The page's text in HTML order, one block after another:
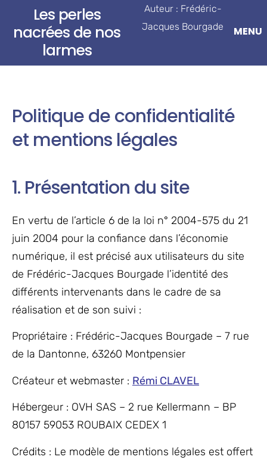
Les perles
nacrées de nos
larmes
Auteur : Frédéric-
Jacques Bourgade
Politique de confidentialité
et mentions légales
1. Présentation du site
En vertu de l’article 6 de la loi n° 2004-575 du 21
juin 2004 pour la confiance dans l’économie
numérique, il est précisé aux utilisateurs du site
de Frédéric-Jacques Bourgade l’identité des
différents intervenants dans le cadre de sa
réalisation et de son suivi :
Propriétaire : Frédéric-Jacques Bourgade – 7 rue
de la Dantonne, 63260 Montpensier
Créateur et webmaster : Rémi CLAVEL
Hébergeur : OVH SAS – 2 rue Kellermann – BP
80157 59053 ROUBAIX CEDEX 1
Crédits : Le modèle de mentions légales est offert